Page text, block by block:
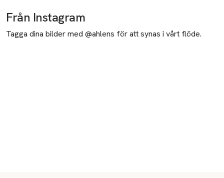
Från Instagram
Tagga dina bilder med @ahlens för att synas i vårt flöde.